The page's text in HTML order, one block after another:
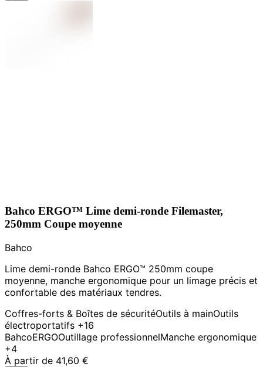
Bahco ERGO™ Lime demi-ronde Filemaster,
250mm Coupe moyenne
Bahco
Lime demi-ronde Bahco ERGO™ 250mm coupe
moyenne, manche ergonomique pour un limage précis et
confortable des matériaux tendres.
Coffres-forts & Boîtes de sécuritéOutils à mainOutils
électroportatifs +16
BahcoERGOOutillage professionnelManche ergonomique
+4
À partir de 41,60 €